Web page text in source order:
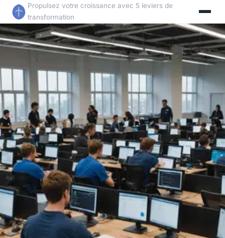
Propulsez votre croissance avec 5 leviers de
transformation